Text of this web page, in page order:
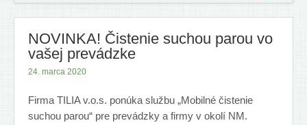
Ponuka
Bytové doplnky, matrace
Drezy a batérie
Kancelársky nábytok
NOVINKA! Čistenie suchou parou vo
vašej prevádzke
24. marca 2020
Firma TILIA v.o.s. ponúka službu „Mobilné čistenie
suchou parou“ pre prevádzky a firmy v okolí NM.